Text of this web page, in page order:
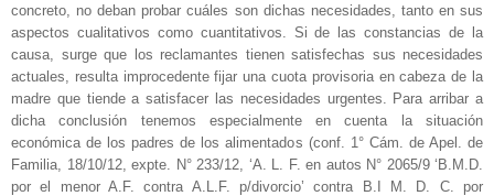
concreto, no deban probar cuáles son dichas necesidades, tanto en sus
aspectos cualitativos como cuantitativos. Si de las constancias de la
causa, surge que los reclamantes tienen satisfechas sus necesidades
actuales, resulta improcedente fijar una cuota provisoria en cabeza de la
madre que tiende a satisfacer las necesidades urgentes. Para arribar a
dicha conclusión tenemos especialmente en cuenta la situación
económica de los padres de los alimentados (conf. 1° Cám. de Apel. de
Familia, 18/10/12, expte. N° 233/12, ‘A. L. F. en autos N° 2065/9 ‘B.M.D.
por el menor A.F. contra A.L.F. p/divorcio’ contra B.I M. D. C. por